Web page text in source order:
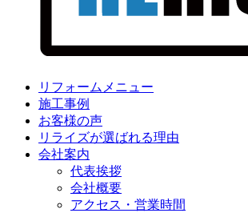
リフォームメニュー
施工事例
お客様の声
リライズが選ばれる理由
会社案内
代表挨拶
会社概要
アクセス・営業時間